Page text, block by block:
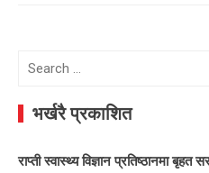
Search
भर्खरै प्रकाशित
राप्ती स्वास्थ्य विज्ञान प्रतिष्ठानमा बृहत